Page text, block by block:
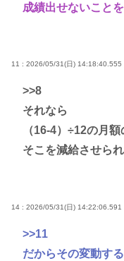
成績出せないこと
11 : 2026/05/31(日) 14:18:40.555
>>8
それなら
（16-4）÷12の月
そこを減給させら
14 : 2026/05/31(日) 14:22:06.591
>>11
だからその変動す